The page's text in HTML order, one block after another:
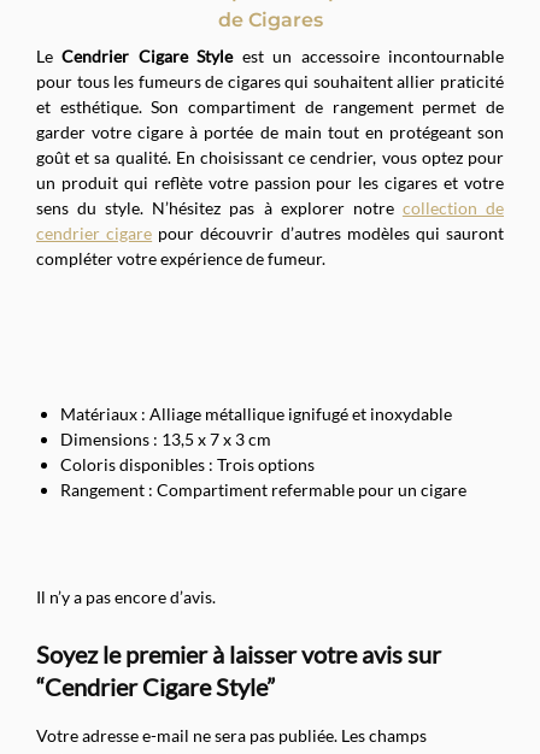
de Cigares
LeCendrier Cigare Styleest un accessoire incontournable
pour tous les fumeurs de cigares qui souhaitent allier praticité
et esthétique. Son compartiment de rangement permet de
garder votre cigare à portée de main tout en protégeant son
goût et sa qualité. En choisissant ce cendrier, vous optez pour
un produit qui reflète votre passion pour les cigares et votre
sens du style. N’hésitez pas à explorer notre collection de
cendrier cigare pour découvrir d’autres modèles qui sauront
compléter votre expérience de fumeur.
Matériaux : Alliage métallique ignifugé et inoxydable
Dimensions : 13,5 x 7 x 3 cm
Coloris disponibles : Trois options
Rangement : Compartiment refermable pour un cigare
Il n’y a pas encore d’avis.
Soyez le premier à laisser votre avis sur
“Cendrier Cigare Style”
Votre adresse e-mail ne sera pas publiée. Les champs